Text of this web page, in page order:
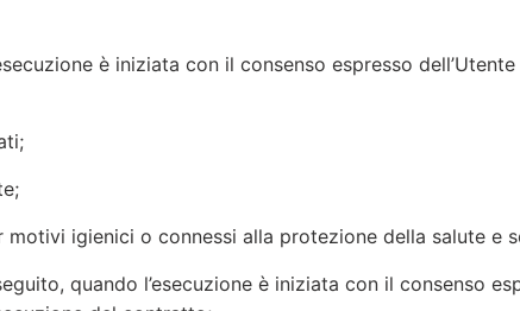
è iniziata con il consenso espresso
igienici o connessi alla protezione della salute e
quando l’esecuzione è iniziata con il consenso